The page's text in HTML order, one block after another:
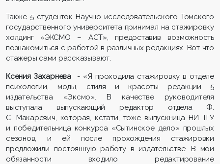
Также 5 студенток Научно-исследовательского Томского
государственного университета принимал на стажировку
холдинг «ЭКСМО – АСТ», предоставив возможность
познакомиться с работой в различных редакциях. Вот что
стажеры сами рассказывают.
Ксения Захарнева
- «Я проходила стажировку в отделе
психологии, моды, стиля и красоты редакции 5
издательства «Эксмо». В качестве руководителя
выступала выпускающий редактор отдела Ф.
С. Макаревич, которая, кстати, тоже выпускница НИ ТГУ
и победительница конкурса «Сытинское дело» прошлых
сезонов, и ей после прохождения стажировки
предложили постоянную работу в издательстве. В мои
обязанности входило редактирование